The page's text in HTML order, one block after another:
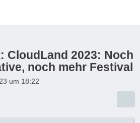
CloudLand 2023: Noch
noch mehr Festival
um 18:22